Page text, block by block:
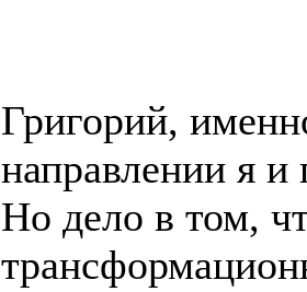
Григорий,
направлении я и
Но дело в том,